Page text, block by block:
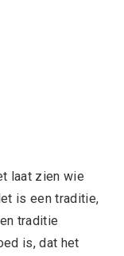
laat zien wie
is een traditie,
traditie
is, dat het